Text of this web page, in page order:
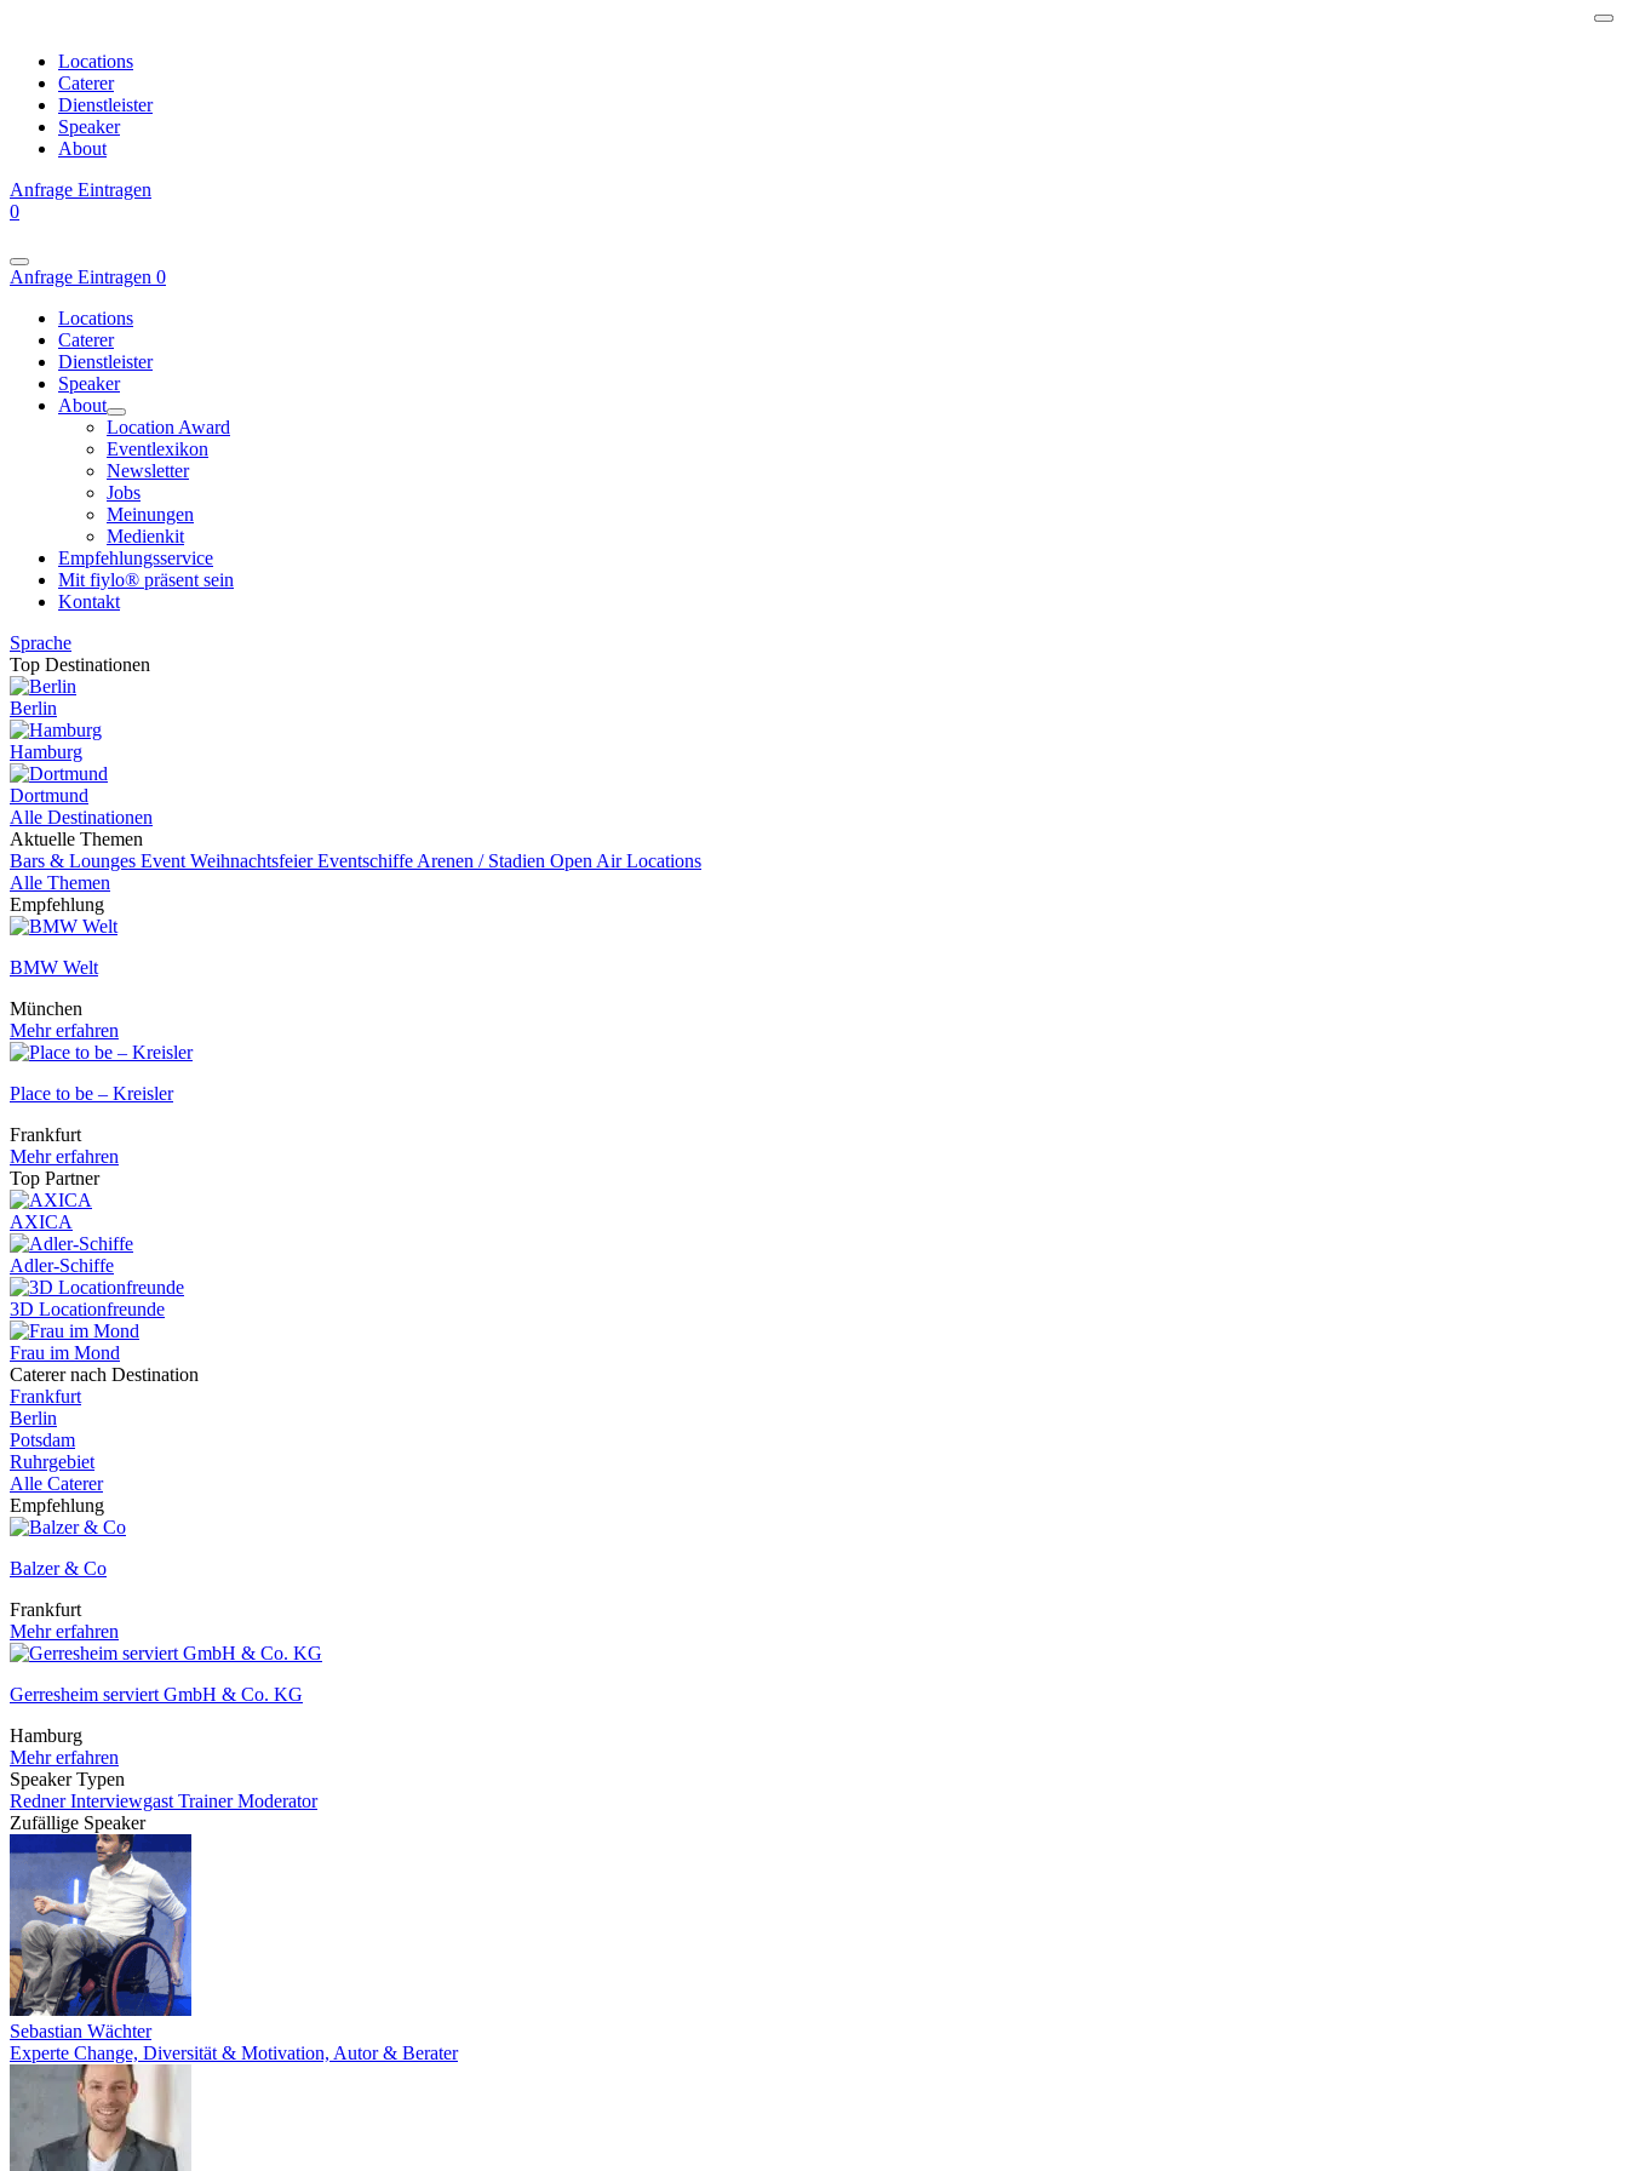
Locations
Caterer
Dienstleister
Speaker
About
Anfrage Eintragen
0
Anfrage Eintragen 0
Locations
Caterer
Dienstleister
Speaker
About
Location Award
Eventlexikon
Newsletter
Jobs
Meinungen
Medienkit
Empfehlungsservice
Mit fiylo® präsent sein
Kontakt
Sprache
Top Destinationen
Berlin
Hamburg
Dortmund
Alle Destinationen
Aktuelle Themen
Bars & Lounges Event WeihnachtsfeierEventschiffe Arenen / Stadien Open Air Locations
Alle Themen
Empfehlung
BMW Welt
München
Mehr erfahren
Place to be – Kreisler
Frankfurt
Mehr erfahren
Top Partner
AXICA
Adler-Schiffe
3D Locationfreunde
Frau im Mond
Caterer nach Destination
Frankfurt
Berlin
Potsdam
Ruhrgebiet
Alle Caterer
Empfehlung
Balzer & Co
Frankfurt
Mehr erfahren
Gerresheim serviert GmbH & Co. KG
Hamburg
Mehr erfahren
Speaker Typen
RednerInterviewgast TrainerModerator
Zufällige Speaker
Sebastian Wächter
Experte Change, Diversität & Motivation, Autor & Berater